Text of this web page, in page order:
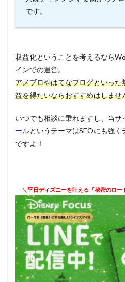
です。
収益化ということを考えるなら
インでの運営。
アメブロやはてなブログといっ
益を得たいならおすすめはしませ
いつでも相談に乗れますし、当サ
ールというテーマはSEOにも強
ですよ！
＼平日ディズニーを叶える『秘密のロー